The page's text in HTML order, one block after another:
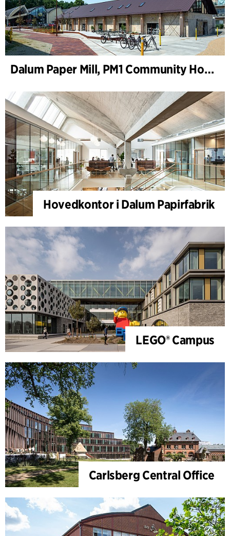
Dalum Paper Mill, PM1 Community House
Hovedkontor i Dalum Papirfabrik
LEGO® Campus
Carlsberg Central Office